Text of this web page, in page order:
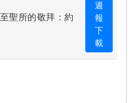
聖所的敬拜：約
週
報
下
載